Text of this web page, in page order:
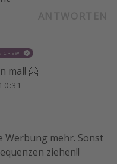
mal! 🤗
Werbung mehr. Sonst
ziehen!!